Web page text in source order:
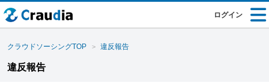
ログイン
クラウドソーシングTOP 違反報告
違反報告